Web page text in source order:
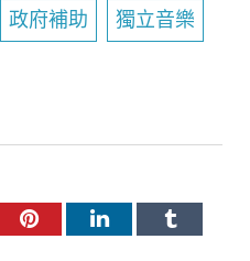
政府補助 獨立音樂
PinterestLinkedInTumblr